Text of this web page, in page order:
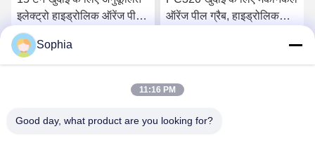
इलेक्ट्रो हाइड्रोलिक ऑरेंज पील
पकड़ो
सर्वोत्तम मूल्य प्राप्त करें
ऑरेंज पील ग्रैब, हाइड्रोलिक
सर्वोत्तम मूल्य प्राप्त करें
Sophia
11:16 PM
Good day, what product are you looking for?